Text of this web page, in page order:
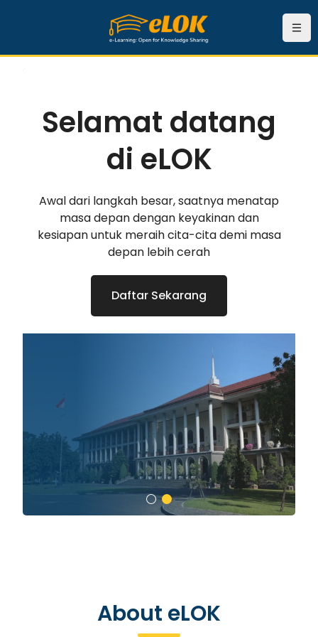
datang
di eLOK
adalah sebuah sistem e-learning
digunakan untuk implementasi MOOC
(Massive Open Online Course) di
Universitas Gajah Mada
Daftar Sekarang
Selamat datang
di eLOK
Awal dari langkah besar, saatnya menatap
masa depan dengan keyakinan dan
kesiapan untuk meraih cita-cita demi masa
depan lebih cerah
Daftar Sekarang
About eLOK